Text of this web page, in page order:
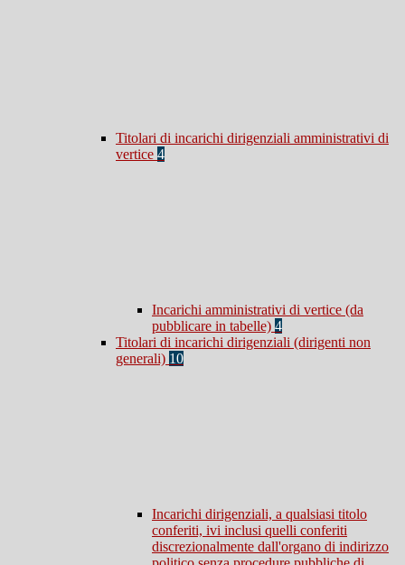
Titolari di incarichi dirigenziali amministrativi di
vertice 4
Incarichi amministrativi di vertice (da
pubblicare in tabelle) 4
Titolari di incarichi dirigenziali (dirigenti non
generali) 10
Incarichi dirigenziali, a qualsiasi titolo
conferiti, ivi inclusi quelli conferiti
discrezionalmente dall'organo di indirizzo